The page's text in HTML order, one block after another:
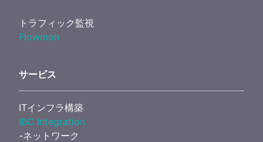
トラフィック監視
Flowmon
サービス
ITインフラ構築
IBC Integration
-ネットワーク